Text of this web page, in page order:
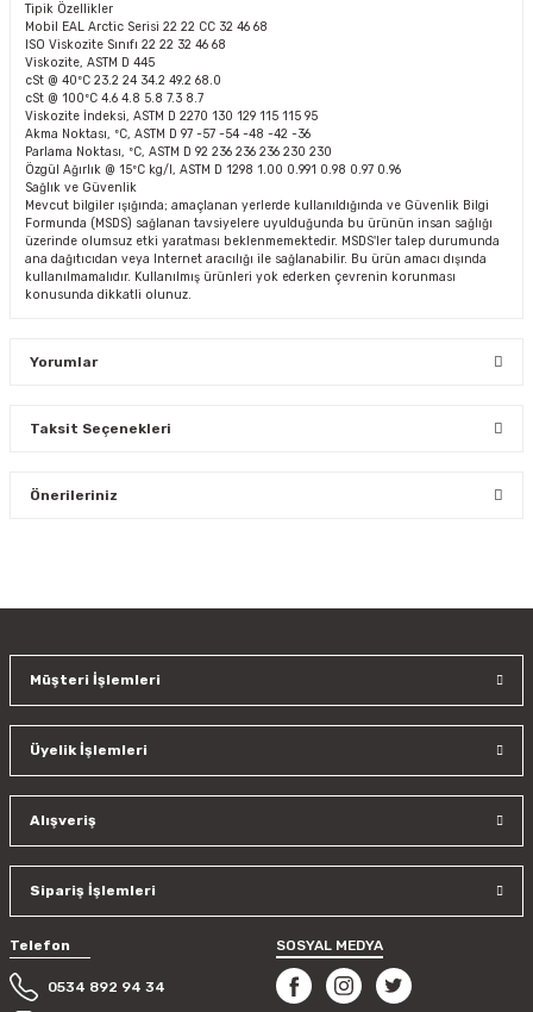
Tipik Özellikler
Mobil EAL Arctic Serisi 22 22 CC 32 46 68
ISO Viskozite Sınıfı 22 22 32 46 68
Viskozite, ASTM D 445
cSt @ 40ºC 23.2 24 34.2 49.2 68.0
cSt @ 100ºC 4.6 4.8 5.8 7.3 8.7
Viskozite İndeksi, ASTM D 2270 130 129 115 115 95
Akma Noktası, ºC, ASTM D 97 -57 -54 -48 -42 -36
Parlama Noktası, ºC, ASTM D 92 236 236 236 230 230
Özgül Ağırlık @ 15ºC kg/l, ASTM D 1298 1.00 0.991 0.98 0.97 0.96
Sağlık ve Güvenlik
Mevcut bilgiler ışığında; amaçlanan yerlerde kullanıldığında ve Güvenlik Bilgi
Formunda (MSDS) sağlanan tavsiyelere uyulduğunda bu ürünün insan sağlığı
üzerinde olumsuz etki yaratması beklenmemektedir. MSDS'ler talep durumunda
ana dağıtıcıdan veya Internet aracılığı ile sağlanabilir. Bu ürün amacı dışında
kullanılmamalıdır. Kullanılmış ürünleri yok ederken çevrenin korunması
konusunda dikkatli olunuz.
Yorumlar
Taksit Seçenekleri
Önerileriniz
Ürün resmi kalitesiz, bozuk veya görüntülenemiyor.
Ürün bilgilerinde hatalar bulunuyor.
Bu ürüne benzer farklı alternatifler olmalı.
Gönder
Müşteri İşlemleri
Üyelik İşlemleri
Alışveriş
Sipariş İşlemleri
Telefon
0534 892 94 34
SOSYAL MEDYA